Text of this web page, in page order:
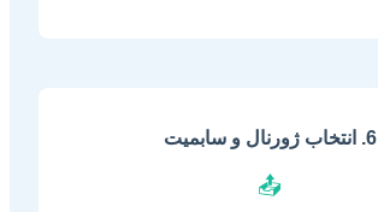
6. انتخاب ژورنال و سابمیت
📤